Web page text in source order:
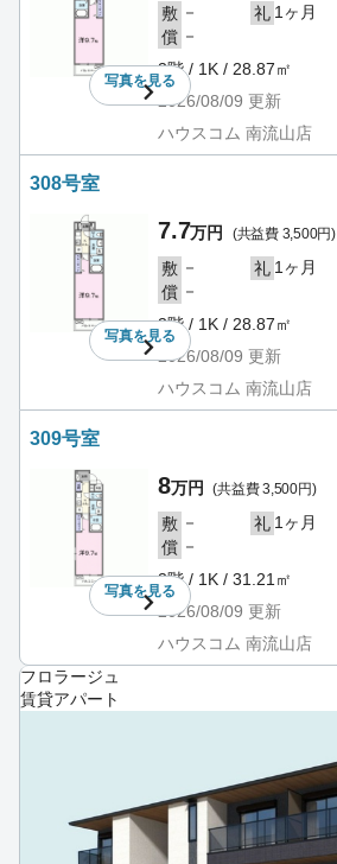
写真を見る
敷 － 礼 1ヶ月
償 －
3階 / 1K / 28.87㎡
2026/08/09 更新
ハウスコム 南流山店
308号室
写真を見る
7.7万円 (共益費 3,500円)
敷 － 礼 1ヶ月
償 －
3階 / 1K / 28.87㎡
2026/08/09 更新
ハウスコム 南流山店
309号室
写真を見る
8万円 (共益費 3,500円)
敷 － 礼 1ヶ月
償 －
3階 / 1K / 31.21㎡
2026/08/09 更新
ハウスコム 南流山店
フロラージュ
賃貸アパート